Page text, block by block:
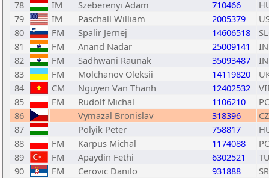
78
IM Szeberenyi Adam 710466
79
IM Paschall William 2005379
80
FM Spalir Jernej 14606518
81
FM Anand Nadar 25009141
82
FM Sadhwani Raunak 35093487
83
FM Molchanov Oleksii 14119820
84
CM Nguyen Van Thanh 12402532
85
FM Rudolf Michal 1106210
86
Vymazal Bronislav 318396
87
Polyik Peter 758817
88
FM Karpus Michal 1174088
89
FM Apaydin Fethi 6302521
90
FM Cerovic Danilo 931888